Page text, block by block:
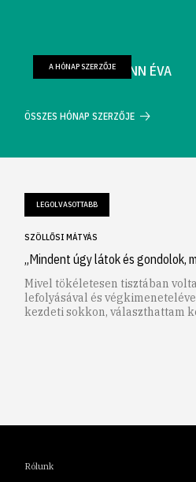
FARKAS WELLMANN ÉVA
A HÓNAP SZERZŐJE
ÖSSZES HÓNAP SZERZŐJE
LEGOLVASOTTABB
SZÖLLŐSI MÁTYÁS
„Mindent úgy látok és gondolok,
Mivel tökéletesen tisztában
lefolyásával és
kezdeti sokkon, választhattam
Rólunk